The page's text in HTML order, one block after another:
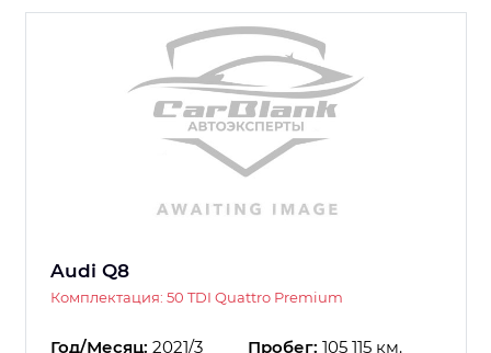
Audi Q8
Комплектация: 50 TDI Quattro Premium
Год/Месяц: 2021/3 Пробег: 105 115 км.